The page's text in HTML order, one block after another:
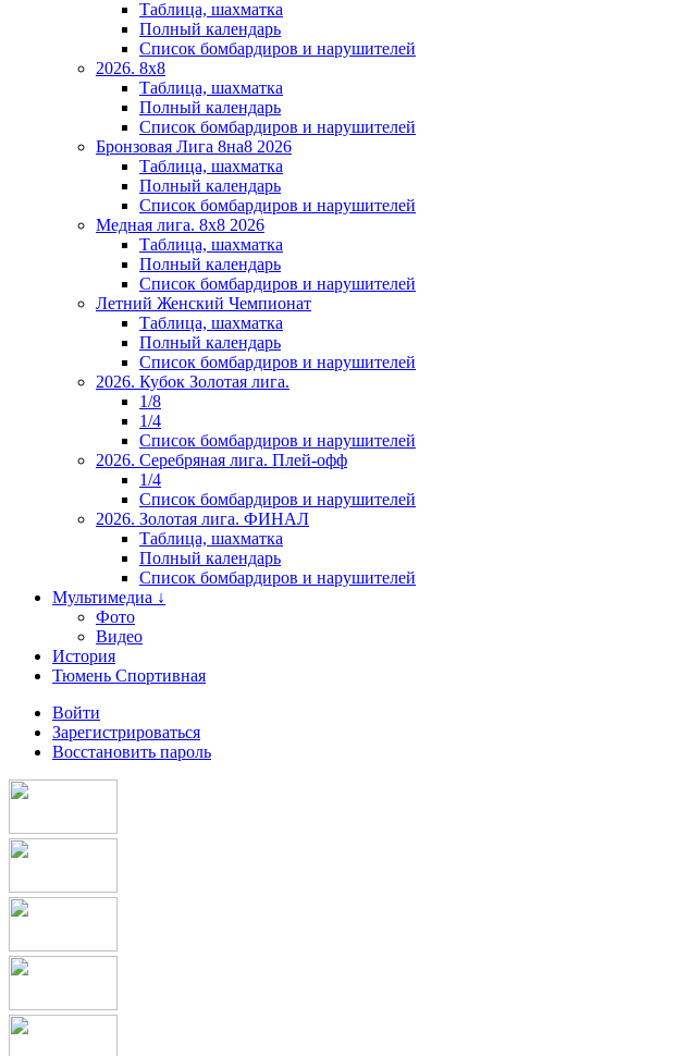
Таблица, шахматка
Полный календарь
Список бомбардиров и нарушителей
2026. 8х8
Таблица, шахматка
Полный календарь
Список бомбардиров и нарушителей
Бронзовая Лига 8на8 2026
Таблица, шахматка
Полный календарь
Список бомбардиров и нарушителей
Медная лига. 8x8 2026
Таблица, шахматка
Полный календарь
Список бомбардиров и нарушителей
Летний Женский Чемпионат
Таблица, шахматка
Полный календарь
Список бомбардиров и нарушителей
2026. Кубок Золотая лига.
1/8
1/4
Список бомбардиров и нарушителей
2026. Серебряная лига. Плей-офф
1/4
Список бомбардиров и нарушителей
2026. Золотая лига. ФИНАЛ
Таблица, шахматка
Полный календарь
Список бомбардиров и нарушителей
Мультимедиа ↓
Фото
Видео
История
Тюмень Спортивная
Войти
Зарегистрироваться
Восстановить пароль